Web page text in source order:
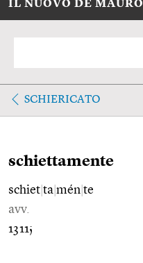
IL NUOVO DE MAURO
SCHIERICATO
schiettamente
schiet ta mén te
avv.
1311;